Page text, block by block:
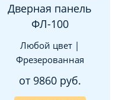
Дверная панель
ФЛ-100
Любой цвет |
Фрезерованная
от 9860 руб.